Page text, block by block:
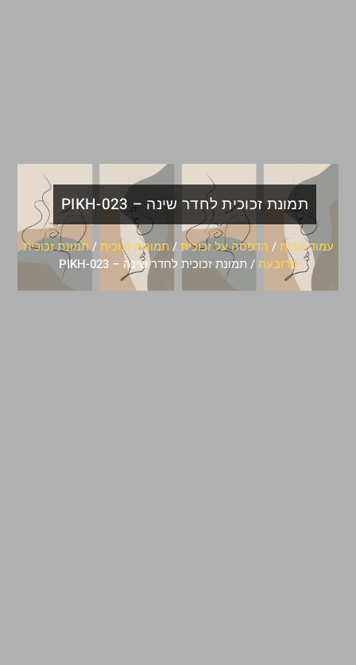
תמונת זכוכית לחדר שינה – PIKH-023
עמוד הבית/ הדפסה על זכוכית/ תמונות זכוכית/תמונת זכוכית
מרובעת/ תמונת זכוכית לחדר שינה – PIKH-023